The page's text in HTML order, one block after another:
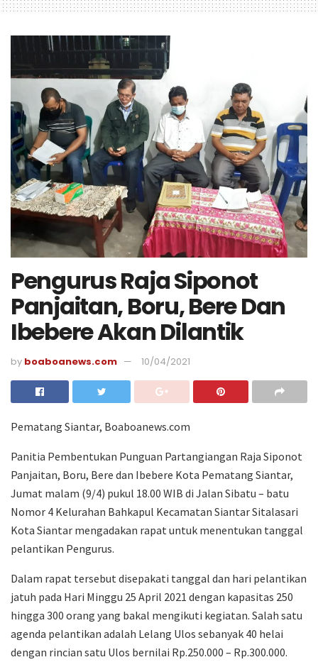
Pengurus Raja Siponot
Panjaitan, Boru, Bere Dan
Ibebere Akan Dilantik
by boaboanews.com 10/04/2021
Pematang Siantar, Boaboanews.com
Panitia Pembentukan Punguan Partangiangan Raja Siponot
Panjaitan, Boru, Bere dan Ibebere Kota Pematang Siantar,
Jumat malam (9/4) pukul 18.00 WIB di Jalan Sibatu – batu
Nomor 4 Kelurahan Bahkapul Kecamatan Siantar Sitalasari
Kota Siantar mengadakan rapat untuk menentukan tanggal
pelantikan Pengurus.
Dalam rapat tersebut disepakati tanggal dan hari pelantikan
jatuh pada Hari Minggu 25 April 2021 dengan kapasitas 250
hingga 300 orang yang bakal mengikuti kegiatan. Salah satu
agenda pelantikan adalah Lelang Ulos sebanyak 40 helai
dengan rincian satu Ulos bernilai Rp.250.000 – Rp.300.000.